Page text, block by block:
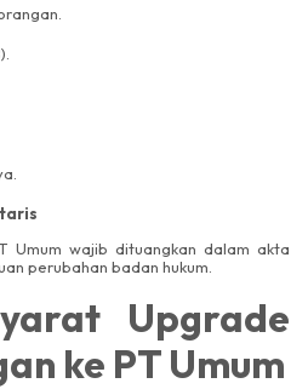
Umum wajib dituangkan dalam akta
perubahan badan hukum.
Upgrade
ke PT Umum